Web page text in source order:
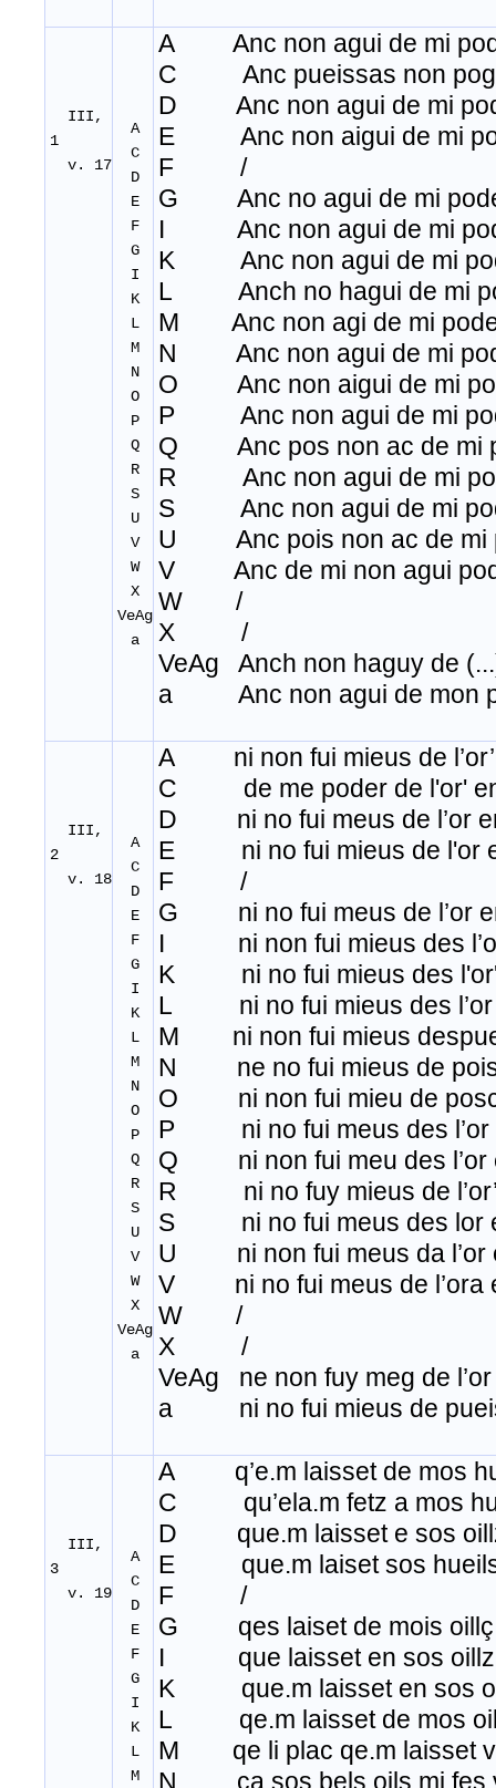
III,
1
v. 17
A
C
D
E
F
G
I
K
L
M
N
O
P
Q
R
S
U
V
W
X
VeAg
a
A Anc non agui de mi
C Anc pueissas non
D Anc non agui de mi
E Anc non aigui de mi
F /
G Anc no agui de mi
I Anc non agui de mi
K Anc non agui de mi
L Anch no hagui de mi
M Anc non agi de mi
N Anc non agui de mi
O Anc non aigui de mi
P Anc non agui de mi
Q Anc pos non ac de mi
R Anc non agui de mi
S Anc non agui de mi
U Anc pois non ac de mi
V Anc de mi non agui
W /
X /
VeAg Anch non haguy de
a Anc non agui de mon
III,
2
v. 18
A
C
D
E
F
G
I
K
L
M
N
O
P
Q
R
S
U
V
W
X
VeAg
a
A ni non fui mieus de
C de me poder de l'or'
D ni no fui meus de l’or
E ni no fui mieus de l'or
F /
G ni no fui meus de l’or
I ni non fui mieus des
K ni no fui mieus des
L ni no fui mieus des l’or
M ni non fui mieus
N ne no fui mieus de pois
O ni non fui mieu de
P ni no fui meus des l’or
Q ni non fui meu des l’or
R ni no fuy mieus de l’or’
S ni no fui meus des lor
U ni non fui meus da l’or
V ni no fui meus de l’ora
W /
X /
VeAg ne non fuy meg de
a ni no fui mieus de
III,
3
v. 19
A
C
D
E
F
G
I
K
L
M
A q’e.m laisset de mos
C qu’ela.m fetz a mos
D que.m laisset e sos
E que.m laiset sos
F /
G qes laiset de mois oillç
I que laisset en sos oillz
K que.m laisset en sos
L qe.m laisset de mos
M qe li plac qe.m laisset
N ca sos bels oils mi fes